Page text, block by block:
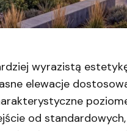
wyrazistą
elewacje
od